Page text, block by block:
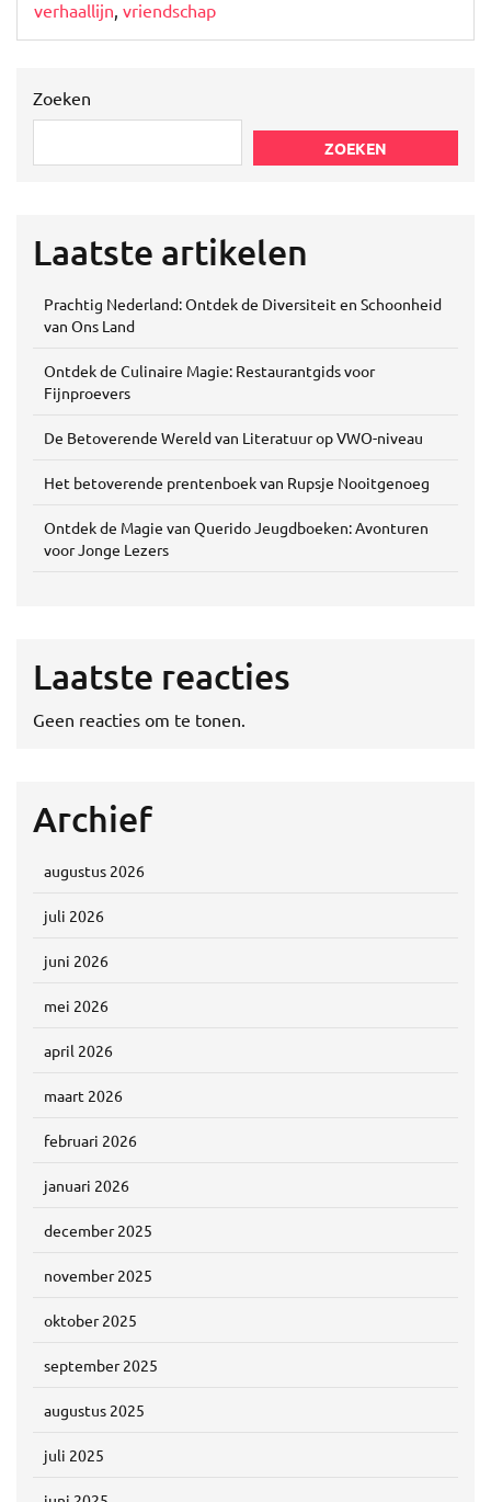
verhaallijn, vriendschap
Zoeken
ZOEKEN
Laatste artikelen
Prachtig Nederland: Ontdek de Diversiteit en Schoonheid
van Ons Land
Ontdek de Culinaire Magie: Restaurantgids voor
Fijnproevers
De Betoverende Wereld van Literatuur op VWO-niveau
Het betoverende prentenboek van Rupsje Nooitgenoeg
Ontdek de Magie van Querido Jeugdboeken: Avonturen
voor Jonge Lezers
Laatste reacties
Geen reacties om te tonen.
Archief
augustus 2026
juli 2026
juni 2026
mei 2026
april 2026
maart 2026
februari 2026
januari 2026
december 2025
november 2025
oktober 2025
september 2025
augustus 2025
juli 2025